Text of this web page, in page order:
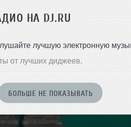
НА DJ.RU
лучшую электронную
от лучших диджеев.
БОЛЬШЕ НЕ ПОКАЗЫВАТЬ